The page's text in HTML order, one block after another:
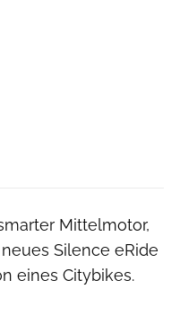
Mittelmotor,
Silence eRide
eines Citybikes.